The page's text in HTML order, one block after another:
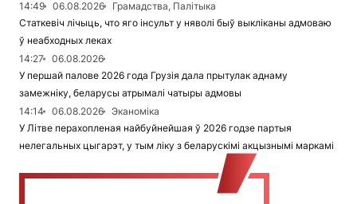
14:49 06.08.2026
Грамадства, Палітыка
Статкевіч лічыць, что яго інсульт у няволі быў выкліканы адмоваю
ў неабходных леках
14:27
06.08.2026
У першай палове 2026 года Грузія дала прытулак аднаму
замежніку, беларусы атрымалі чатыры адмовы
14:14
06.08.2026
Эканоміка
У Літве перахопленая найбуйнейшая ў 2026 годзе партыя
нелегальных цыгарэт, у тым ліку з беларускімі акцызнымі маркамі